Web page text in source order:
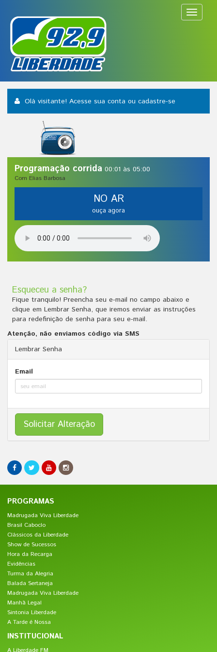
Toggle
Olá visitante! Acesse sua conta ou cadastre-se
Programação corrida 00:01 às 05:00
Com Elias Barbosa
NO AR
ouça agora
Esqueceu a senha?
Fique tranquilo! Preencha seu e-mail no campo abaixo e
clique em Lembrar Senha, que iremos enviar as instruções
para redefinição de senha para seu e-mail.
Atenção, não enviamos código via SMS
Lembrar Senha
Email
PROGRAMAS
Madrugada Viva Liberdade
Brasil Caboclo
Clássicos da Liberdade
Show de Sucessos
Hora da Recarga
Evidências
Turma da Alegria
Balada Sertaneja
Madrugada Viva Liberdade
Manhã Legal
Sintonia Liberdade
A Tarde é Nossa
INSTITUCIONAL